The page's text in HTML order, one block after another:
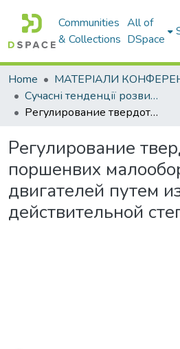
Communities
& Collections
All of
DSpace
Home
Сучасні тенденції розвитку автомобільного транспорту та галузевого машинобудування
Регулирование твердотопливних поршенвих малооборотных двигателей путем изменения действительной степени сжатия
Регулирование
поршенвих
двигателей путем
действительной